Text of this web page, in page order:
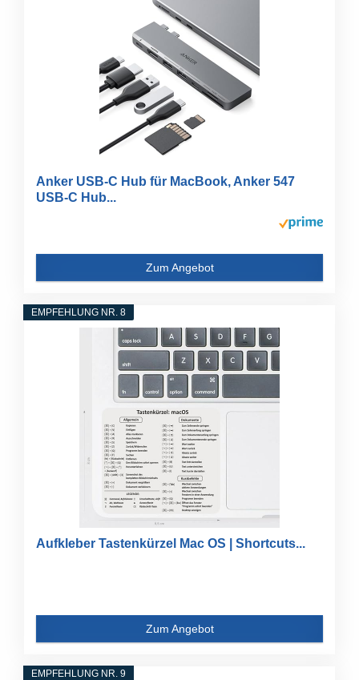
Anker USB-C Hub für MacBook, Anker 547
USB-C Hub...
Zum Angebot
EMPFEHLUNG NR. 8
Aufkleber Tastenkürzel Mac OS | Shortcuts...
Zum Angebot
EMPFEHLUNG NR. 9